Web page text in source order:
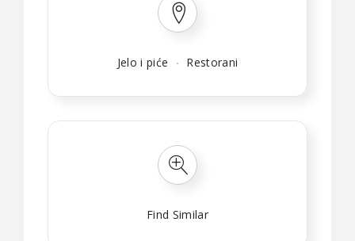
Jelo i piće Restorani
Find Similar